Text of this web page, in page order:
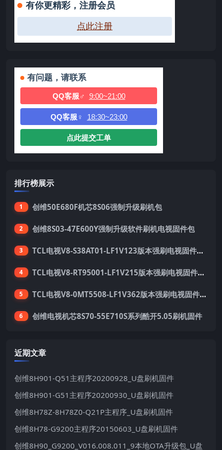
有你更精彩，注册会员
点此注册
有问题，请联系
QQ客服♂ 9:00~21:00
QQ客服♀ 18:30~23:00
点此提交工单
排行榜展示
1 创维50E680F机芯8S06强制升级刷机包
2 创维8S03-47E600Y强制升级软件刷机电视固件包
3 TCL电视V8-S38AT01-LF1V123版本强刷电视固件包下载
4 TCL电视V8-RT95001-LF1V215版本强刷电视固件包下载
5 TCL电视V8-0MT5508-LF1V362版本强刷电视固件包下载
6 创维电视机芯8S70-55E710S系列酷开5.05刷机固件
近期文章
创维8H901-Q51主程序20200928_U盘刷机固件
创维8H901-G51主程序20200930_U盘刷机固件
创维8H78Z-8H78Z0-Q21P主程序_U盘刷机固件
创维8H78-G9200主程序20150603_U盘刷机固件
创维8H90_G9200_V016.008.011_9本地OTA升级包_U盘